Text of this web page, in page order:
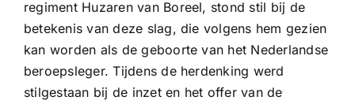
regiment Huzaren van Boreel, stond stil bij de
betekenis van deze slag, die volgens hem gezien
kan worden als de geboorte van het Nederlandse
beroepsleger. Tijdens de herdenking werd
stilgestaan bij de inzet en het offer van de